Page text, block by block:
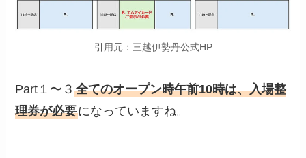
引用元：三越伊勢丹公式HP
Part１〜３全てのオープン時午前10時は、入場整
理券が必要になっていますね。